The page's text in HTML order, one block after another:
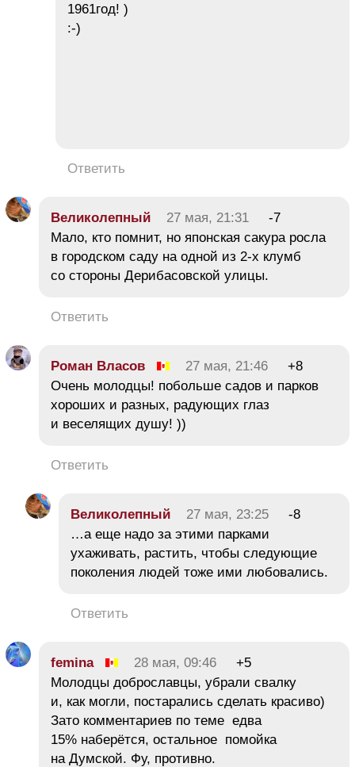
1961год! )
:-)
Ответить
Великолепный 27 мая, 21:31
-7
Мало, кто помнит, но японская сакура росла
в городском саду на одной из 2-х клумб
со стороны Дерибасовской улицы.
Ответить
Роман Власов 27 мая, 21:46
+8
Очень молодцы! побольше садов и парков
хороших и разных, радующих глаз
и веселящих душу! ))
Ответить
Великолепный 27 мая, 23:25
-8
…а еще надо за этими парками
ухаживать, растить, чтобы следующие
поколения людей тоже ими любовались.
Ответить
femina 28 мая, 09:46
+5
Молодцы доброславцы, убрали свалку
и, как могли, постарались сделать красиво)
Зато комментариев по теме едва
15% наберётся, остальное помойка
на Думской. Фу, противно.